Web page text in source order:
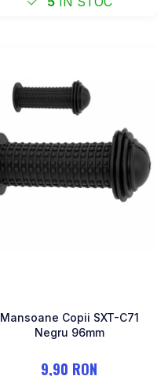
Mansoane Copii SXT-C71
Negru 96mm
9,90 RON